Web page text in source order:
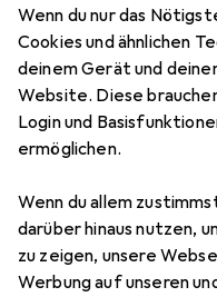
Wenn du nur das
Cookies und ähnlichen
deinem Gerät und
Website. Diese
Login und
ermöglichen.
Wenn du allem
darüber hinaus nutzen,
zu zeigen, unsere
Werbung auf unseren
Honey
Zubehör für
Hier findest du
Dermacol Acnecover.